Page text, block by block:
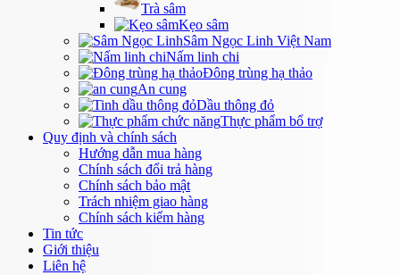
Trà sâm
Kẹo sâm
Sâm Ngọc Linh Việt Nam
Nấm linh chi
Đông trùng hạ thảo
An cung
Dầu thông đỏ
Thực phẩm bổ trợ
Quy định và chính sách
Hướng dẫn mua hàng
Chính sách đổi trả hàng
Chính sách bảo mật
Trách nhiệm giao hàng
Chính sách kiểm hàng
Tin tức
Giới thiệu
Liên hệ